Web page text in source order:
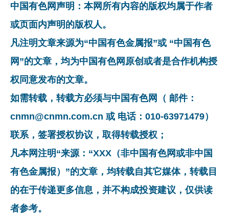
中国有色网声明：本网所有内容的版权均属于作者
或页面内声明的版权人。
凡注明文章来源为“中国有色金属报”或 “中国有色
网”的文章，均为中国有色网原创或者是合作机构授
权同意发布的文章。
如需转载，转载方必须与中国有色网（ 邮件：
cnmn@cnmn.com.cn 或 电话：010-63971479）
联系，签署授权协议，取得转载授权；
凡本网注明“来源：“XXX（非中国有色网或非中国
有色金属报）”的文章，均转载自其它媒体，转载目
的在于传递更多信息，并不构成投资建议，仅供读
者参考。